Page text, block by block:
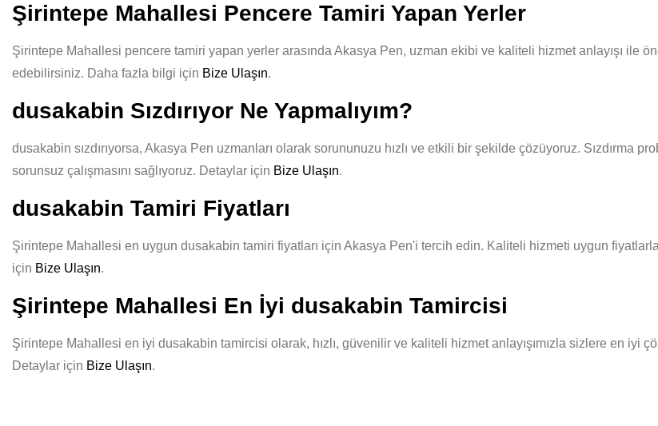
Şirintepe Mahallesi Pencere Tamiri Yapan Yerler
Şirintepe Mahallesi pencere tamiri yapan yerler arasında Akasya Pen, uzman ekibi ve kaliteli hizmet anlayışı ile
edebilirsiniz. Daha fazla bilgi için Bize Ulaşın.
dusakabin Sızdırıyor Ne Yapmalıyım?
dusakabin sızdırıyorsa, Akasya Pen uzmanları olarak sorununuzu hızlı ve etkili bir şekilde çözüyoruz. Sızdırma
sorunsuz çalışmasını sağlıyoruz. Detaylar için Bize Ulaşın.
dusakabin Tamiri Fiyatları
Şirintepe Mahallesi en uygun dusakabin tamiri fiyatları için Akasya Pen'i tercih edin. Kaliteli hizmeti uygun
için Bize Ulaşın.
Şirintepe Mahallesi En İyi dusakabin Tamircisi
Şirintepe Mahallesi en iyi dusakabin tamircisi olarak, hızlı, güvenilir ve kaliteli hizmet anlayışımızla sizlere en iyi
Detaylar için Bize Ulaşın.